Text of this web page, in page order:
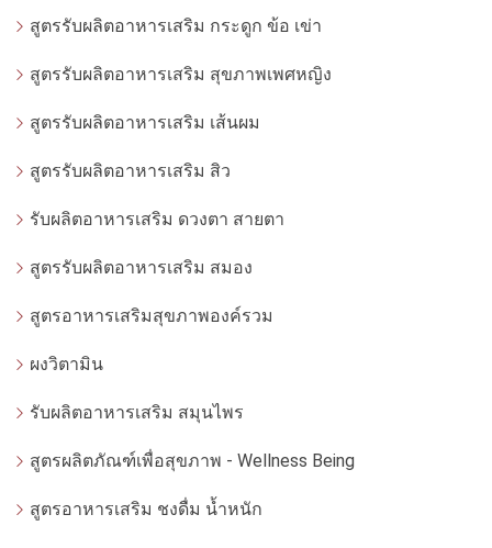
สูตรรับผลิตอาหารเสริม กระดูก ข้อ เข่า
สูตรรับผลิตอาหารเสริม สุขภาพเพศหญิง
สูตรรับผลิตอาหารเสริม เส้นผม
สูตรรับผลิตอาหารเสริม สิว
รับผลิตอาหารเสริม ดวงตา สายตา
สูตรรับผลิตอาหารเสริม สมอง
สูตรอาหารเสริมสุขภาพองค์รวม
ผงวิตามิน
รับผลิตอาหารเสริม สมุนไพร
สูตรผลิตภัณฑ์เพื่อสุขภาพ - Wellness Being
สูตรอาหารเสริม ชงดื่ม น้ำหนัก